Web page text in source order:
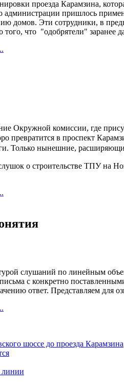
проезда Карамзина,
администрации пришлось
домов. Эти сотрудники, в
что "одобрятели" заранее
Окружной комиссии, где
превратится в проспект
Только нынешние,
о строительстве ТПУ на
слушаний по линейным
с конкретно
ответ. Представляем для
шоссе до проезда Карамзина